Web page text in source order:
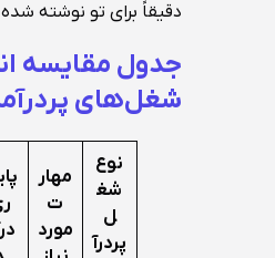
دقیقاً برای تو نوشته
جدول مقایسه
شغل‌های
نوع
شغ
ل
پردرآ
مهار
ت
مورد